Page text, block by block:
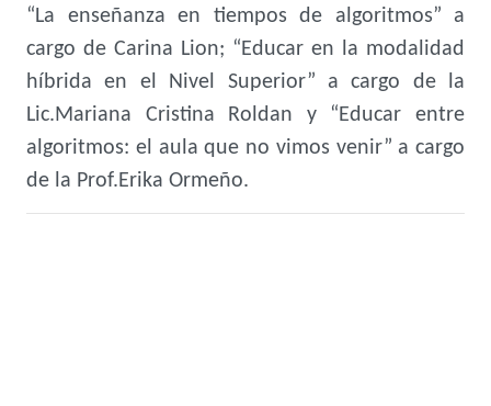
“La enseñanza en tiempos de algoritmos” a
cargo de Carina Lion; “Educar en la modalidad
híbrida en el Nivel Superior” a cargo de la
Lic.Mariana Cristina Roldan y “Educar entre
algoritmos: el aula que no vimos venir” a cargo
de la Prof.Erika Ormeño.